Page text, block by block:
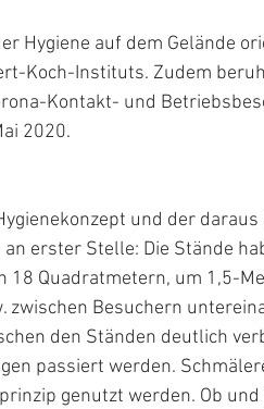
Hygiene auf dem Gelände
Koch-Instituts. Zudem
Kontakt- und
2020.
und der daraus
erster Stelle: Die Stände
18 Quadratmetern, um 1,5-
Besuchern
den Ständen deutlich
passiert werden.
genutzt werden. Ob